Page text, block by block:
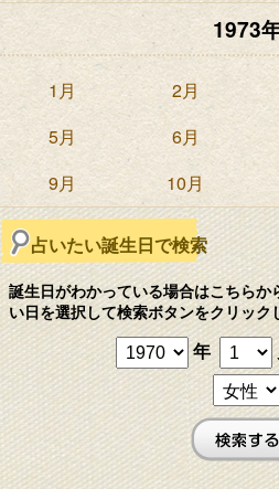
1973
1月 2月
5月
6月
9月
10月
占いたい誕生日で検索
誕生日がわかっている場合はこちらか
い日を選択して検索ボタンをクリック
年